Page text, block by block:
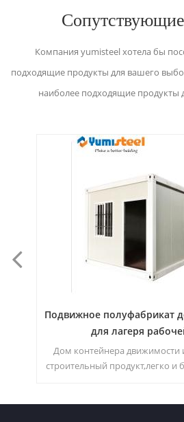
Компания yumisteel хотела бы
подходящие продукты для вашего
наиболее подходящие продукты
Подвижное полуфабрикат
для лагеря
Дом контейнера движимости
строительный продукт,легко и